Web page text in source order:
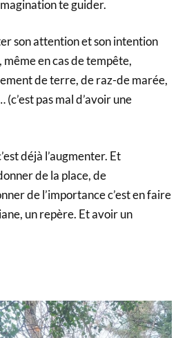
te guider.
son attention et son intention
même en cas de tempête,
de terre, de raz-de marée,
pas mal d’avoir une
déjà l’augmenter. Et
de la place, de
de l’importance c’est en faire
un repère. Et avoir un